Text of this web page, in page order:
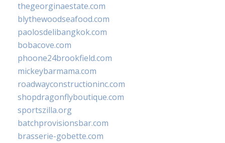
thegeorginaestate.com
blythewoodseafood.com
paolosdelibangkok.com
bobacove.com
phoone24brookfield.com
mickeybarmama.com
roadwayconstructioninc.com
shopdragonflyboutique.com
sportszilla.org
batchprovisionsbar.com
brasserie-gobette.com